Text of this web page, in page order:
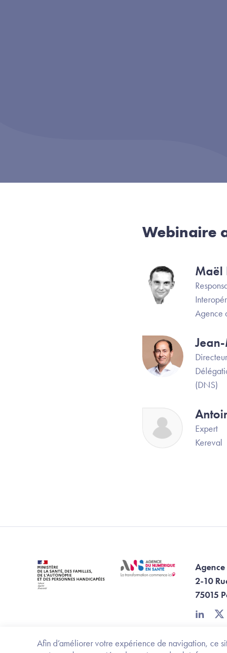
Afin d’améliorer votre expérience de navigation, ce
Webinaire
Image Maël
Agence
Image Jean-
(DNS)
Expert
Kereval
2-10
75015
linkedin